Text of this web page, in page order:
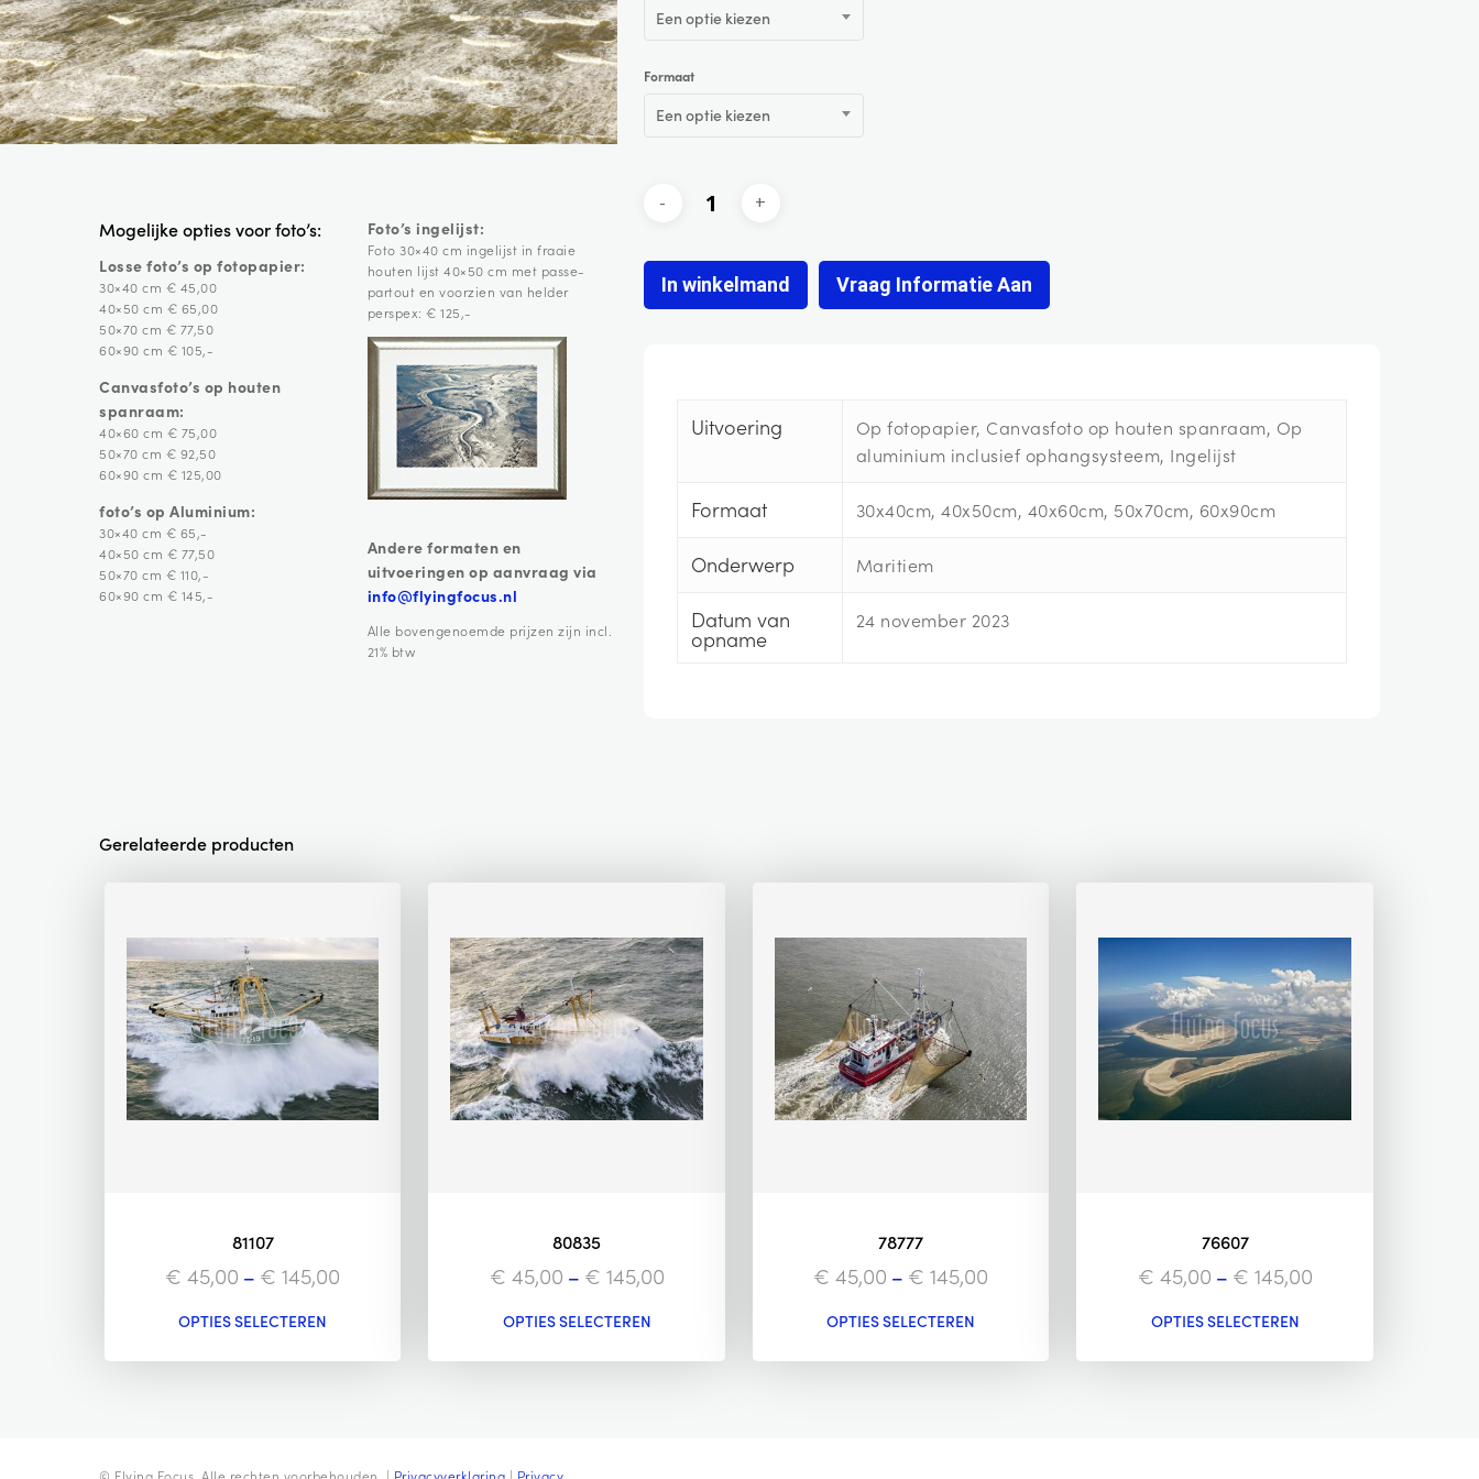
Mogelijke opties voor foto’s:
Losse foto’s op fotopapier:
30×40 cm € 45,00
40×50 cm € 65,00
50×70 cm € 77,50
60×90 cm € 105,-
Canvasfoto’s op houten
spanraam:
40×60 cm € 75,00
50×70 cm € 92,50
60×90 cm € 125,00
foto’s op Aluminium:
30×40 cm € 65,-
40×50 cm € 77,50
50×70 cm € 110,-
60×90 cm € 145,-
Foto’s ingelijst:
Foto 30×40 cm ingelijst in fraaie
houten lijst 40×50 cm met passe-
partout en voorzien van helder
perspex: € 125,-
Andere formaten en
uitvoeringen op aanvraag via
info@flyingfocus.nl
Alle bovengenoemde prijzen zijn incl.
21% btw
Een optie kiezen
Formaat
Een optie kiezen
In winkelmand Vraag Informatie Aan
Uitvoering
Op fotopapier, Canvasfoto op houten spanraam, Op
aluminium inclusief ophangsysteem, Ingelijst
Formaat 30x40cm, 40x50cm, 40x60cm, 50x70cm, 60x90cm
Onderwerp Maritiem
Datum van
opname
24 november 2023
Gerelateerde producten
81107
€ 45,00 – € 145,00
OPTIES SELECTEREN
80835
€ 45,00 – € 145,00
OPTIES SELECTEREN
78777
€ 45,00 – € 145,00
OPTIES SELECTEREN
76607
€ 45,00 – € 145,00
OPTIES SELECTEREN